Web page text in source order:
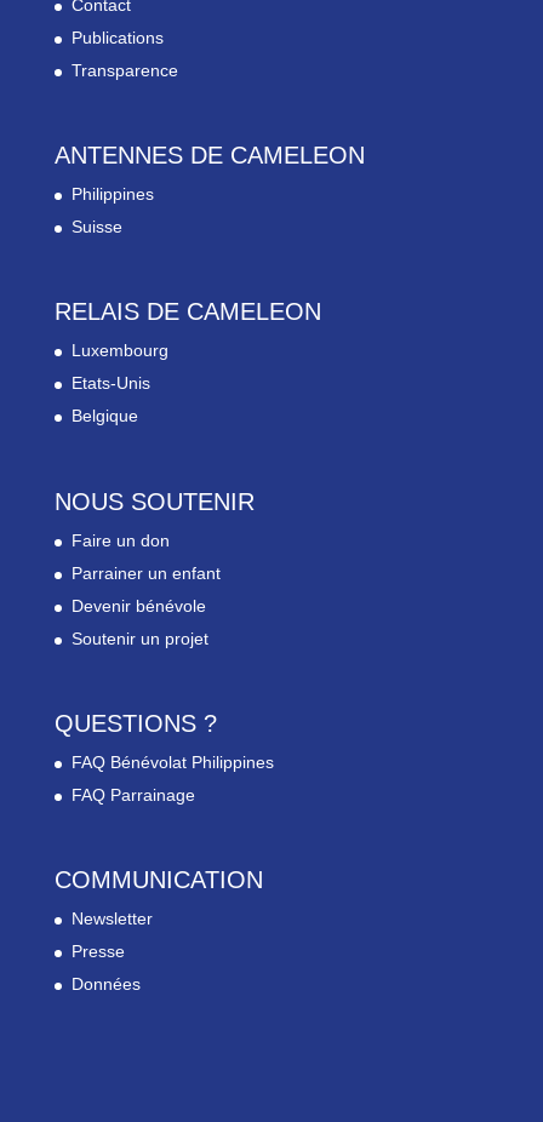
Contact
Publications
Transparence
ANTENNES DE CAMELEON
Philippines
Suisse
RELAIS DE CAMELEON
Luxembourg
Etats-Unis
Belgique
NOUS SOUTENIR
Faire un don
Parrainer un enfant
Devenir bénévole
Soutenir un projet
QUESTIONS ?
FAQ Bénévolat Philippines
FAQ Parrainage
COMMUNICATION
Newsletter
Presse
Données